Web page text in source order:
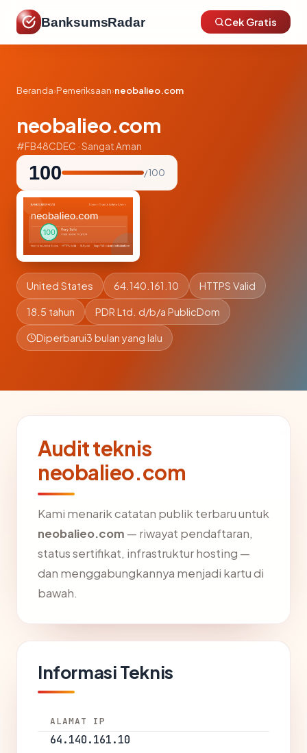
BanksumsRadar Cek Gratis
Beranda›Pemeriksaan›neobalieo.com
neobalieo.com
#FB48CDEC · Sangat Aman
100 / 100
United States 64.140.161.10 HTTPS Valid
18.5 tahun PDR Ltd. d/b/a PublicDom
Diperbarui3 bulan yang lalu
Audit teknis
neobalieo.com
Kami menarik catatan publik terbaru untuk
neobalieo.com — riwayat pendaftaran,
status sertifikat, infrastruktur hosting —
dan menggabungkannya menjadi kartu di
bawah.
Informasi Teknis
ALAMAT IP
64.140.161.10